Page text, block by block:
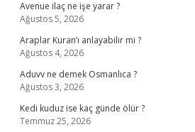
Avenue ilaç ne işe yarar ?
Ağustos 5, 2026
Araplar Kuran’ı anlayabilir mi ?
Ağustos 4, 2026
Aduvv ne demek Osmanlıca ?
Ağustos 3, 2026
Kedi kuduz ise kaç günde ölür ?
Temmuz 25, 2026